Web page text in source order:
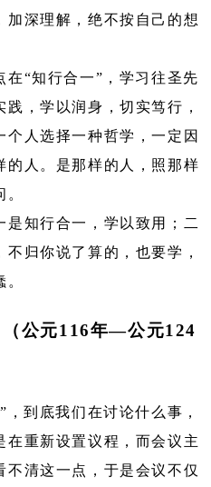
加深理解，绝不按自己的想
在“知行合一”​，学习往圣先
，学以润身，切实笃行，
个人选择一种哲学，一定因
的人。是那样的人，照那样
是知行合一，学以致用；二
归你说了算的，也要学，
公元116年—公元124
到底我们在讨论什么事，
在重新设置议程，而会议主
不清这一点，于是会议不仅